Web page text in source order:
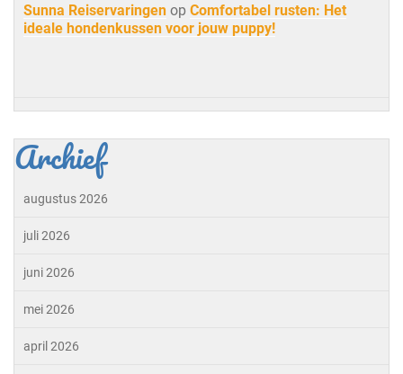
Sunna Reiservaringen op Comfortabel rusten: Het
ideale hondenkussen voor jouw puppy!
Archief
augustus 2026
juli 2026
juni 2026
mei 2026
april 2026